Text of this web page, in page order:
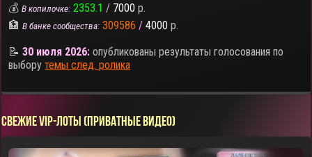
💰В копилочке: 2353.1 / 7000 р.
🏦В банке сообщества: 309586 / 4000 р.
📝30 июля 2026: опубликованы результаты голосования по
выборутемы след. ролика
СВЕЖИЕ VIP-ЛОТЫ (ПРИВАТНЫЕ ВИДЕО)